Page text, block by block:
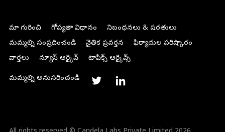
మా గురించి గోప్యతా విధానం
నిబంధనలు & షరతులు
మమ్మల్ని సంప్రదించండి
నైతిక ప్రవర్తన
ఫిర్యాదుల పరిష్కారం
వార్తలు
న్యూస్ ఆర్కైవ్ టాపిక్స్ ఆర్కైవ్స్
మమ్మల్ని అనుసరించండి